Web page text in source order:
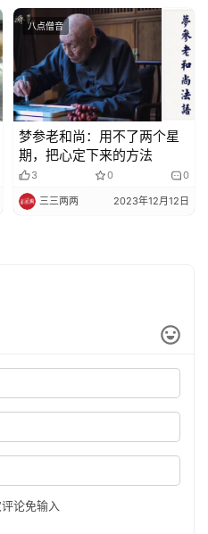
八点僧音
梦参老和尚：用不了两个星
期，把心定下来的方法
3 0 0
三三两两 2023年12月12日
论免输入